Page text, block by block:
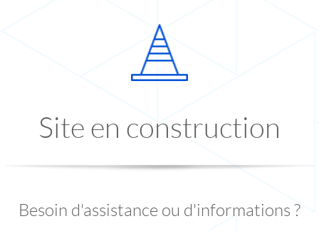
Site en construction
Besoin d'assistance ou d'informations ?